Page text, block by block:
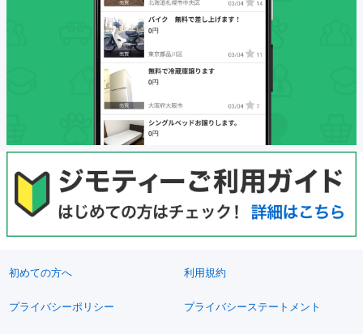
初めての方へ 利用規約
プライバシーポリシー プライバシーステートメント